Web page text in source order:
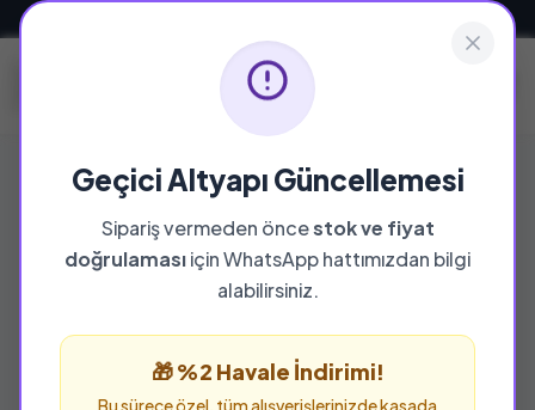
Geçici Altyapı Güncellemesi
Sipariş vermeden öncestok ve fiyat
doğrulamasıiçin WhatsApp hattımızdan bilgi
alabilirsiniz.
🎁 %2 Havale İndirimi!
Bu sürece özel, tüm alışverişlerinizde kasada
YAYINEVI
Salah Bilici Kitabevi
Salah Bilici Kitabevi Yayınları yayınevine ait tüm
eserleri bu sayfada inceleyebilir ve güvenle